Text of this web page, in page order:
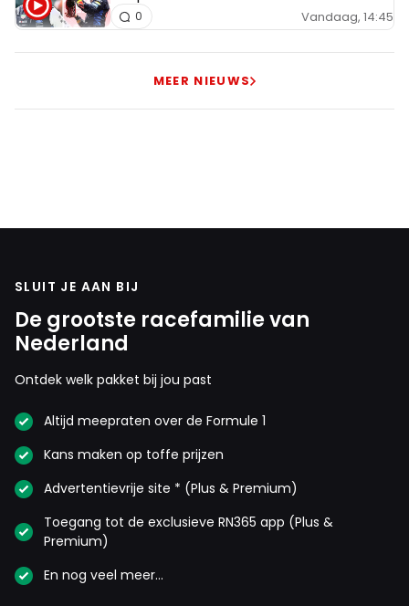
Vandaag, 14:45
0
MEER NIEUWS
SLUIT JE AAN BIJ
De grootste racefamilie van
Nederland
Ontdek welk pakket bij jou past
Altijd meepraten over de Formule 1
Kans maken op toffe prijzen
Advertentievrije site * (Plus & Premium)
Toegang tot de exclusieve RN365 app (Plus &
Premium)
En nog veel meer…